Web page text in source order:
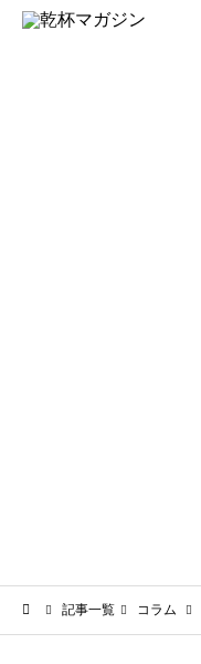
記事一覧 コラム